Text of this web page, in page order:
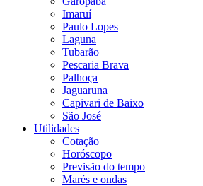
Imaruí
Paulo Lopes
Laguna
Tubarão
Pescaria Brava
Palhoça
Jaguaruna
Capivari de Baixo
São José
Utilidades
Cotação
Horóscopo
Previsão do tempo
Marés e ondas